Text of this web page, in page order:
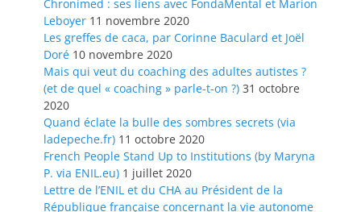
Chronimed : ses liens avec FondaMental et Marion
Leboyer 11 novembre 2020
Les greffes de caca, par Corinne Baculard et Joël
Doré 10 novembre 2020
Mais qui veut du coaching des adultes autistes ?
(et de quel « coaching » parle-t-on ?) 31 octobre
2020
Quand éclate la bulle des sombres secrets (via
ladepeche.fr) 11 octobre 2020
French People Stand Up to Institutions (by Maryna
P. via ENIL.eu) 1 juillet 2020
Lettre de l’ENIL et du CHA au Président de la
République française concernant la vie autonome